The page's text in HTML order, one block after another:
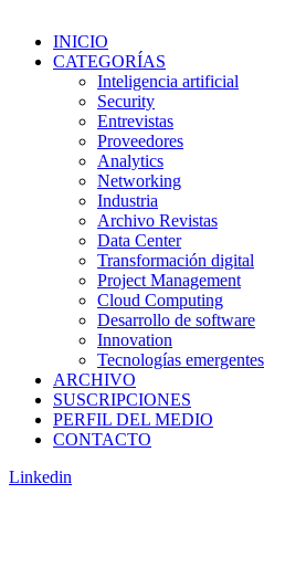
INICIO
CATEGORÍAS
Inteligencia artificial
Security
Entrevistas
Proveedores
Analytics
Networking
Industria
Archivo Revistas
Data Center
Transformación digital
Project Management
Cloud Computing
Desarrollo de software
Innovation
Tecnologías emergentes
ARCHIVO
SUSCRIPCIONES
PERFIL DEL MEDIO
CONTACTO
Linkedin